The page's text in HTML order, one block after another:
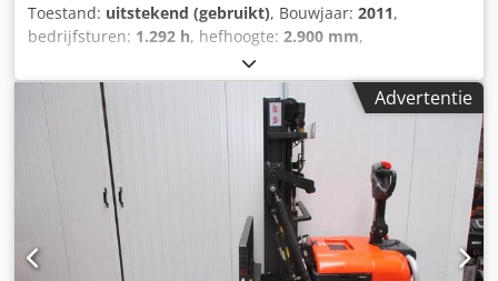
Toestand: uitstekend (gebruikt), Bouwjaar: 2011,
bedrijfsturen: 1.292 h, hefhoogte: 2.900 mm,
, masttype:
1.150 mm, totale hoogte:2.000 mm, kleur:overig, GVW:
1.610 kg Crsdpfxozqv Amo Adhsf Hefcapaciteit: 1.200 kg
NIEUWE BATTERIJCELLEN 24V 3PzS 270Ah, 220V
hoogfrequent lader, Sideshift, Duplex-Freelift mast,
Vorklengte 1150 mm, Ruimte tussen vorken 660 mm,
Stuurbekrachtiging, Vrije heffing, Breedte machine 900
mm, Opklapbaar staplateau, Keurig onderhouden! In
Nederland garantie machine 3 maanden, in Nederland
garantie batterij 1 jaar.
Advertentie